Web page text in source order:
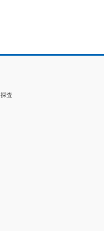
査